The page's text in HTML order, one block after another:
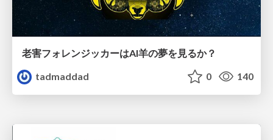
老害フォレンジッカーはAI羊の夢を見るか？
tadmaddad
0 140